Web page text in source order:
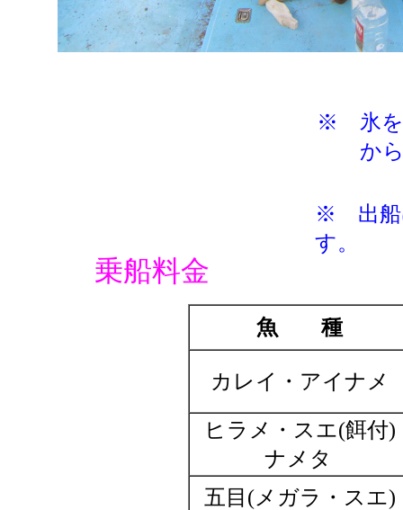
※ 出船
す。
魚 種
カレイ・アイナメ
ヒラメ・スエ(餌付)
ナメタ
五目(メガラ・スエ)
※ 氷を
から
乗船料金